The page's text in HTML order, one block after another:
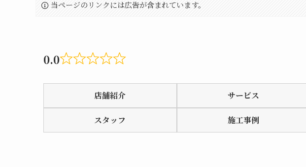
当ページのリンクには広告が含まれています。
0.0
Rated
0.0
out
of
5
店舗紹介 サービス
スタッフ 施工事例